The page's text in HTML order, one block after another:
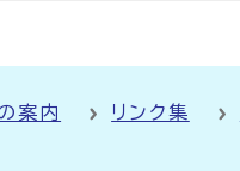
案内 リンク集